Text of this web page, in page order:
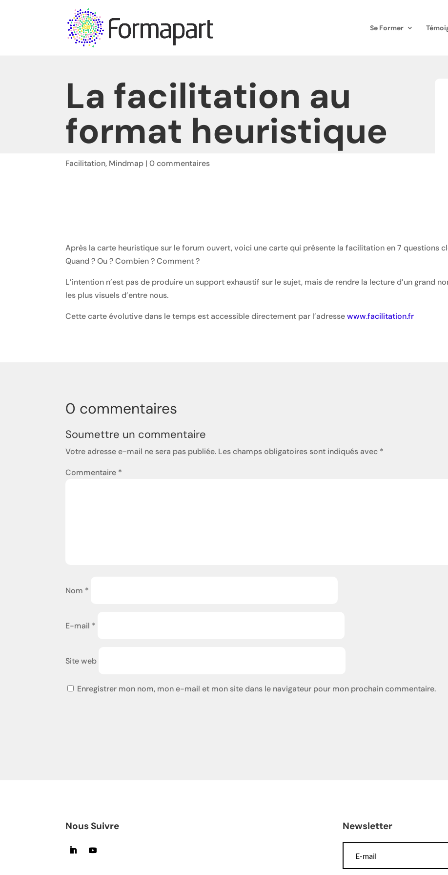
Se Former
La facilitation au
format heuristique
Facilitation, Mindmap |0 commentaires
Après la carte heuristique sur le forum ouvert, voici une carte qui présente la facilitation en 7 questions
Quand ? Ou ? Combien ? Comment ?
L’intention n’est pas de produire un support exhaustif sur le sujet, mais de rendre la lecture d’un grand
les plus visuels d’entre nous.
Cette carte évolutive dans le temps est accessible directement par l’adressewww.facilitation.fr
0 commentaires
Soumettre un commentaire
Votre adresse e-mail ne sera pas publiée. Les champs obligatoires sont indiqués avec *
Commentaire *
Nom *
E-mail *
Site web
Enregistrer mon nom, mon e-mail et mon site dans le navigateur pour mon prochain commentaire.
Nous Suivre Newsletter